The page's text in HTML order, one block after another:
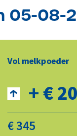
05-08-
Vol melkpoeder
+ € 20
€ 345